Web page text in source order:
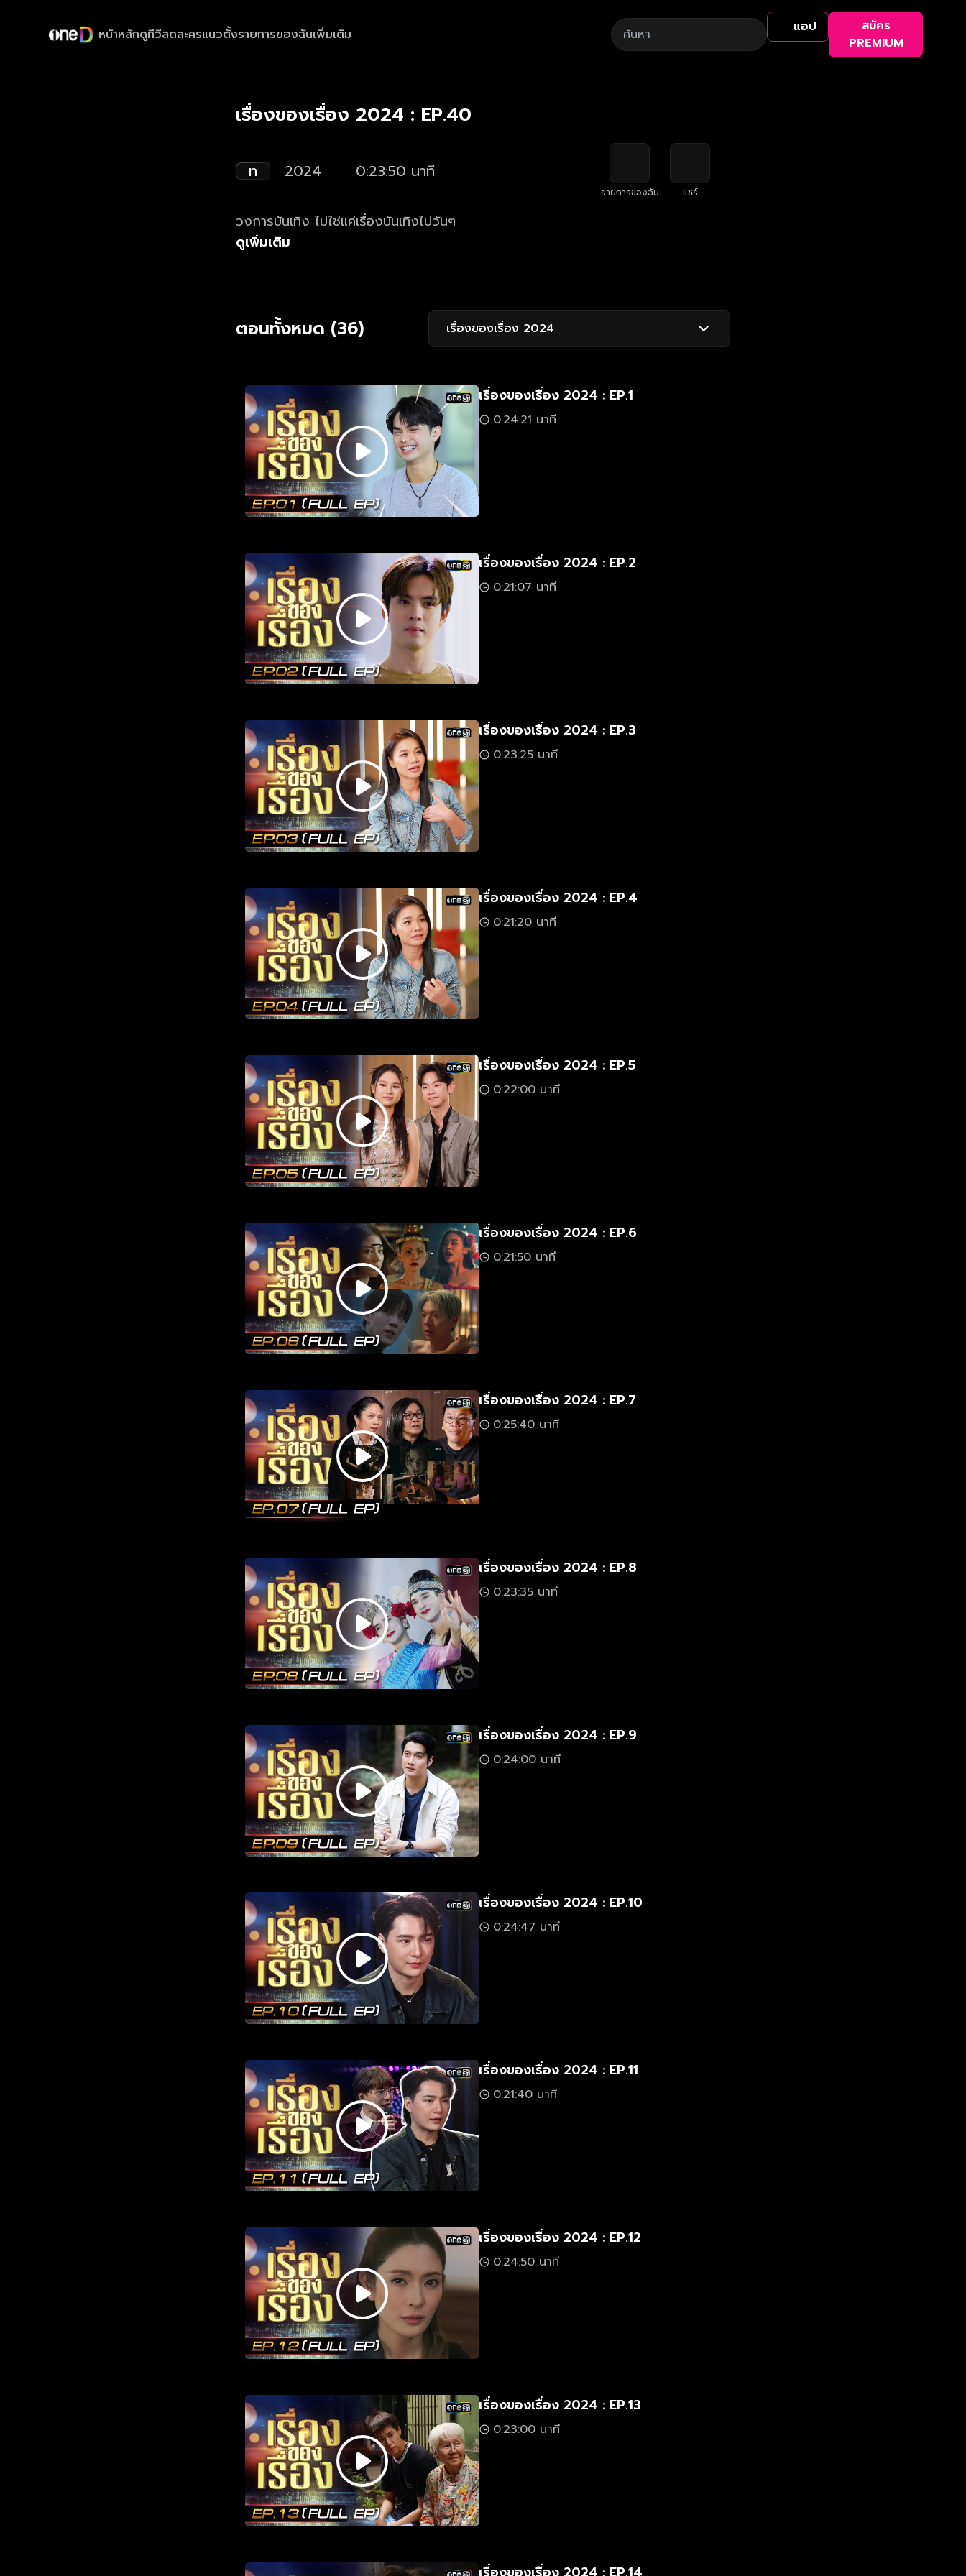
หน้าหลักดูทีวีสดละครแนวตั้งรายการของฉันเพิ่มเติม แอป
สมัคร
PREMIUM
เรื่องของเรื่อง 2024 : EP.40
ท 2024 0:23:50 นาที
รายการของฉัน แชร์
วงการบันเทิง ไม่ใช่แค่เรื่องบันเทิงไปวันๆ
ดูเพิ่มเติม
ตอนทั้งหมด (36) เรื่องของเรื่อง 2024
เรื่องของเรื่อง 2024 : EP.1
0:24:21 นาที
เรื่องของเรื่อง 2024 : EP.2
0:21:07 นาที
เรื่องของเรื่อง 2024 : EP.3
0:23:25 นาที
เรื่องของเรื่อง 2024 : EP.4
0:21:20 นาที
เรื่องของเรื่อง 2024 : EP.5
0:22:00 นาที
เรื่องของเรื่อง 2024 : EP.6
0:21:50 นาที
เรื่องของเรื่อง 2024 : EP.7
0:25:40 นาที
เรื่องของเรื่อง 2024 : EP.8
0:23:35 นาที
เรื่องของเรื่อง 2024 : EP.9
0:24:00 นาที
เรื่องของเรื่อง 2024 : EP.10
0:24:47 นาที
เรื่องของเรื่อง 2024 : EP.11
0:21:40 นาที
เรื่องของเรื่อง 2024 : EP.12
0:24:50 นาที
เรื่องของเรื่อง 2024 : EP.13
0:23:00 นาที